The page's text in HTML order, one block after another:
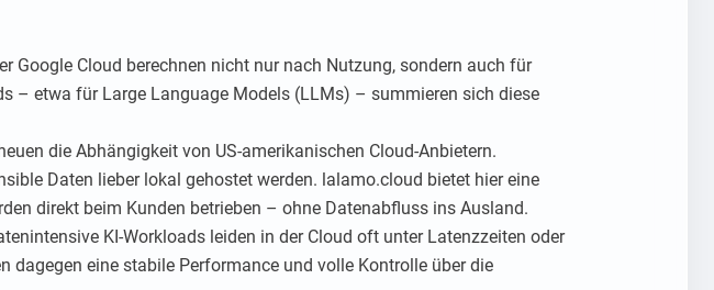
Google Cloud berechnen nicht nur nach Nutzung, sondern auch für
– etwa für Large Language Models (LLMs) – summieren sich diese
die Abhängigkeit von US-amerikanischen Cloud-Anbietern.
Daten lieber lokal gehostet werden. lalamo.cloud bietet hier eine
direkt beim Kunden betrieben – ohne Datenabfluss ins Ausland.
KI-Workloads leiden in der Cloud oft unter Latenzzeiten oder
dagegen eine stabile Performance und volle Kontrolle über die